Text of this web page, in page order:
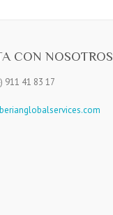
CON NOSOTROS
911 41 83 17